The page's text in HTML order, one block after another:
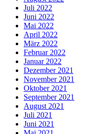
Juli 2022
Juni 2022
Mai 2022
April 2022
März 2022
Februar 2022
Januar 2022
Dezember 2021
November 2021
Oktober 2021
September 2021
August 2021
Juli 2021
Juni 2021